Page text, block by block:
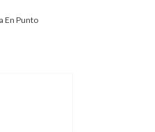
En Punto